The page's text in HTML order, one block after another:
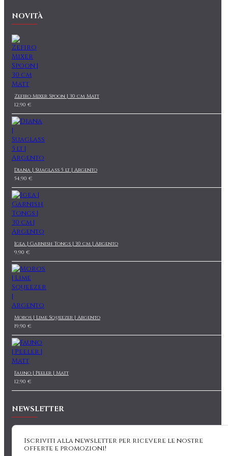
NOVITÀ
Zefiro Mixer Spoon | 30 cm Matt
12,90 €
Diana | Suaglass 5 lt | Argento
54,90 €
Igea | Garnish Tongs | 30 cm | Argento
9,90 €
Moros | Lime Squeezer | Argento
19,90 €
Fauno | Peeler | Matt
12,90 €
NEWSLETTER
Iscriviti alla newsletter per ricevere le nostre
offerte e promozioni!